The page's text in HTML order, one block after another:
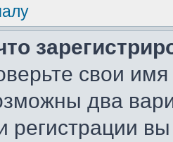
свои
два
регистрации